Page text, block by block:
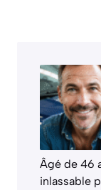
Âgé de 46
inlassable